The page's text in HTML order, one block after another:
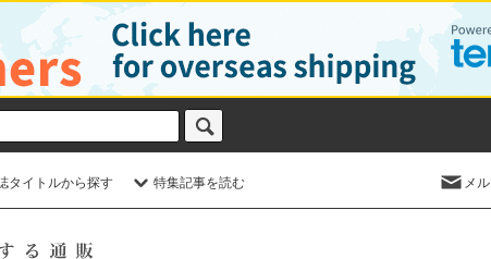
タイトルから探す 特集記事を読む メ